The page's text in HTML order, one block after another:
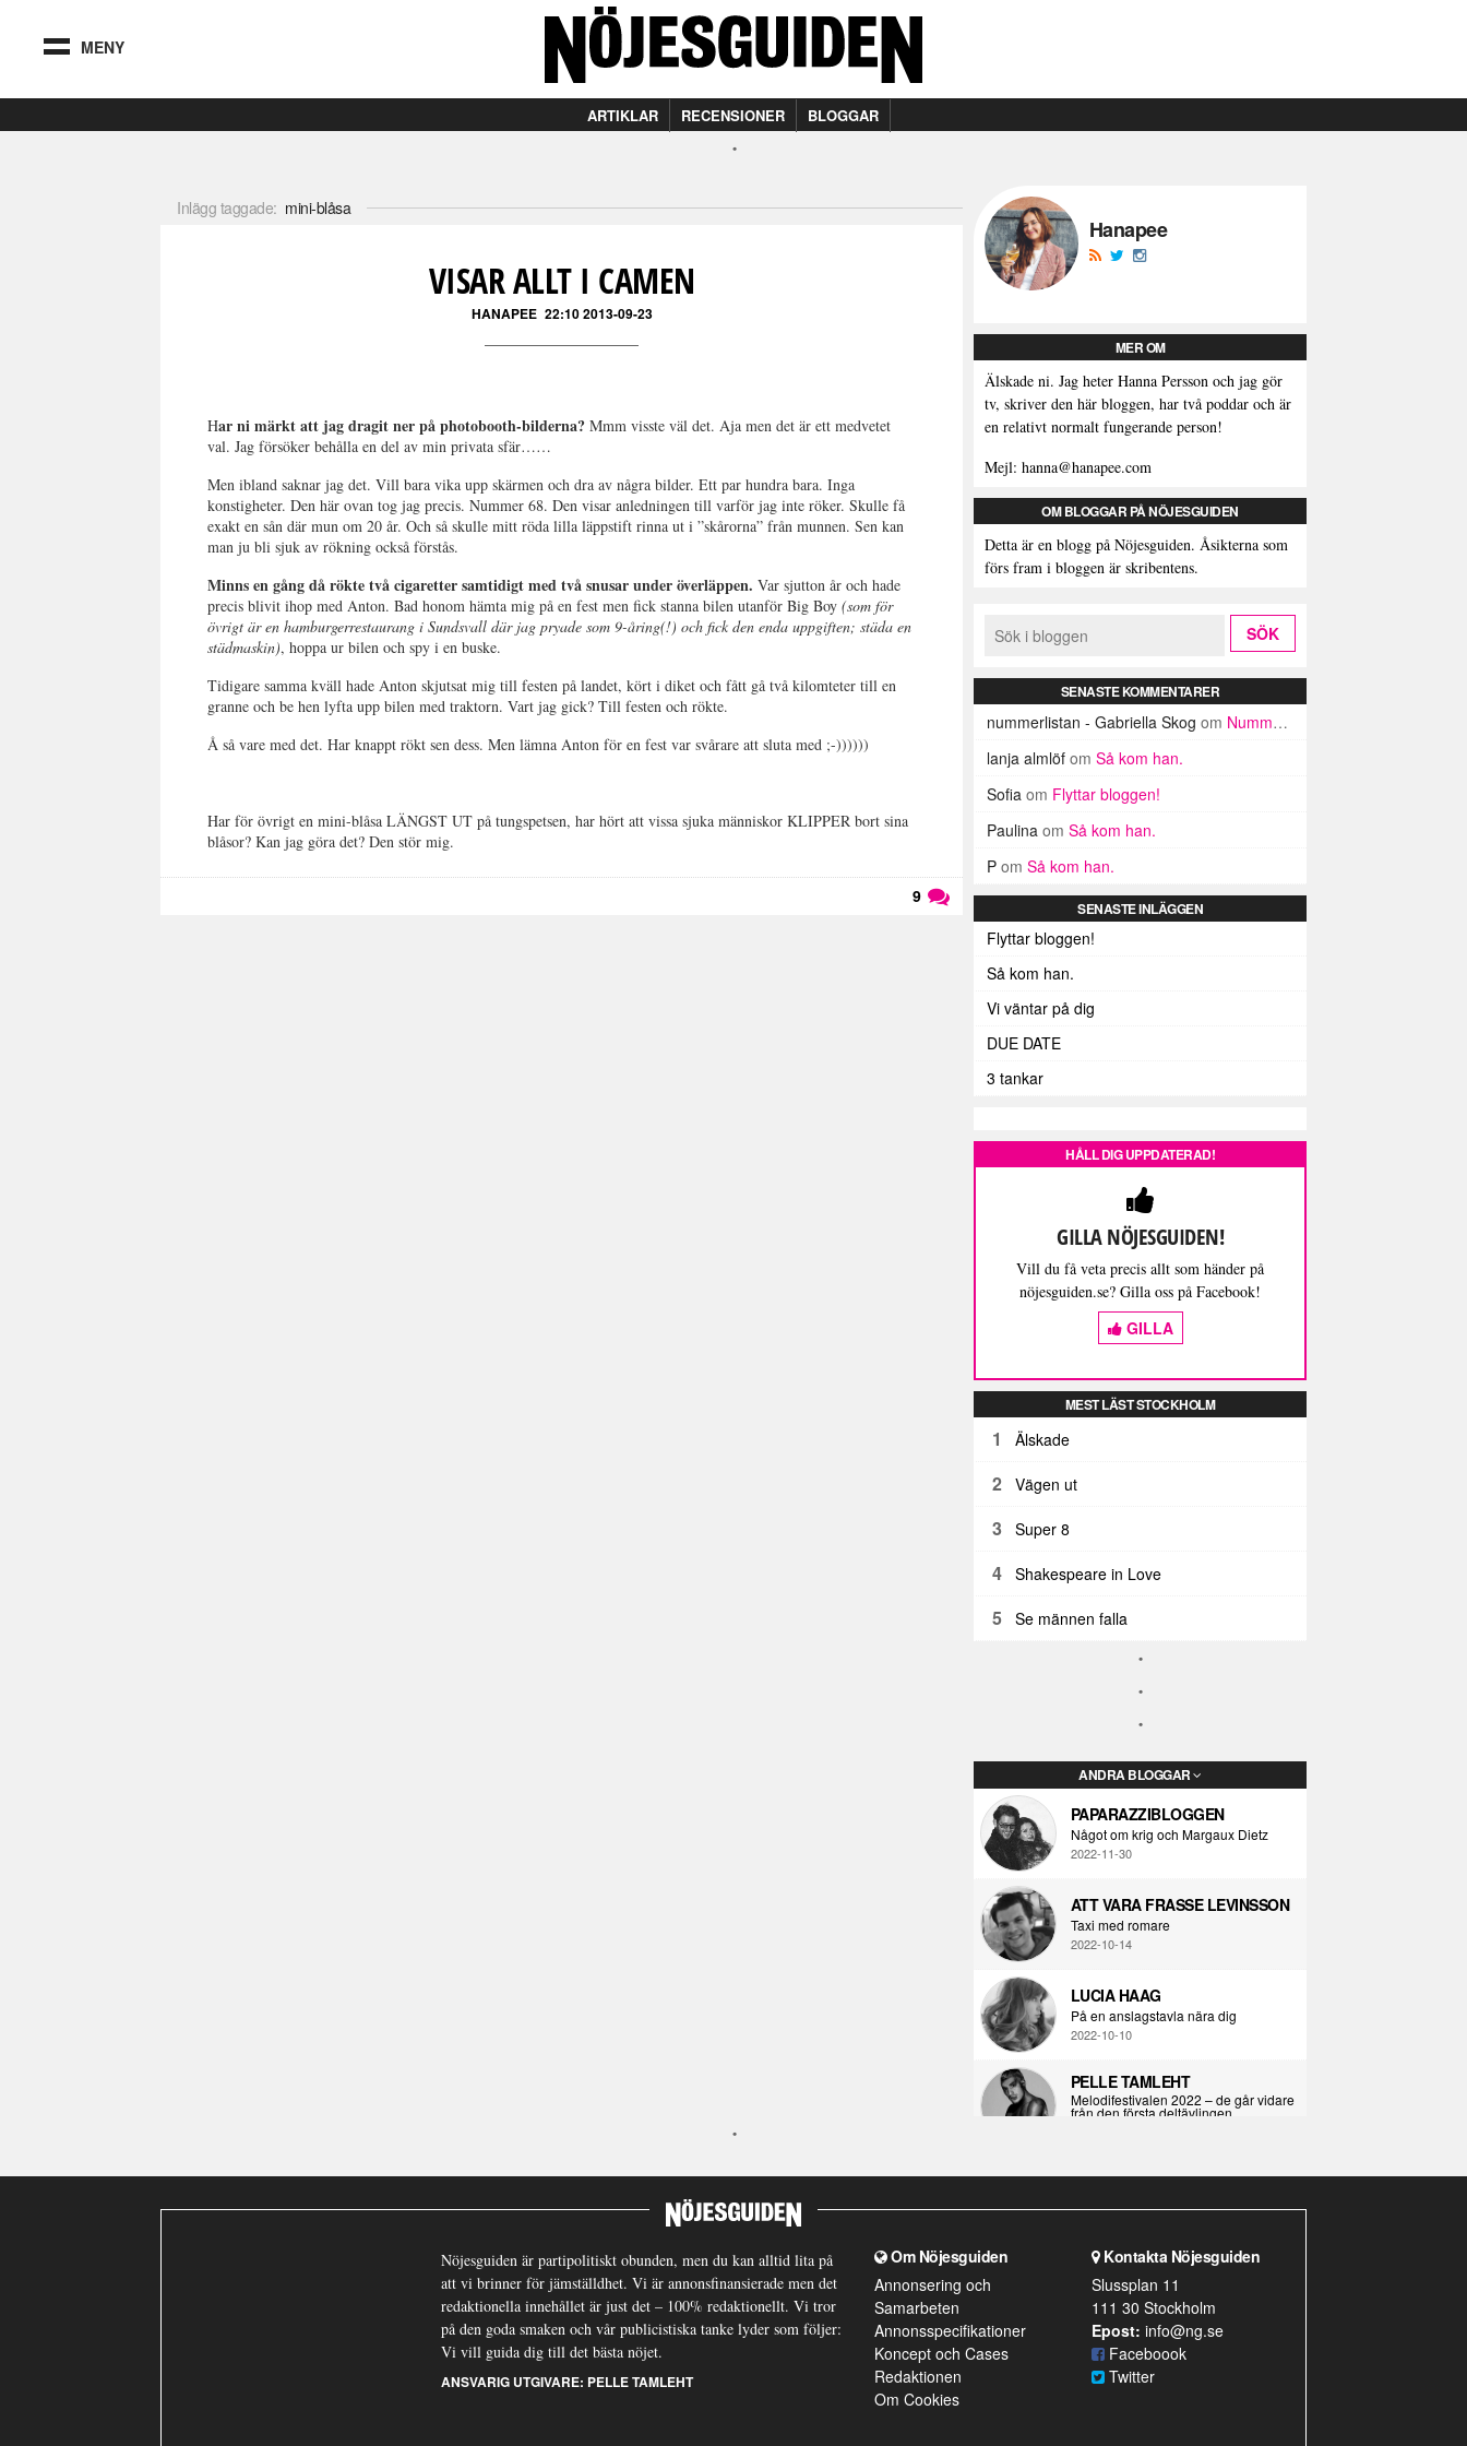
MENY
ARTIKLAR RECENSIONER BLOGGAR
Inlägg taggade: mini-blåsa
VISAR ALLT I CAMEN
HANAPEE 22:10 2013-09-23
Har ni märkt att jag dragit ner på photobooth-bilderna?Mmm visste väl det. Aja men det är ett medvetet
val. Jag försöker behålla en del av min privata sfär……
Men ibland saknar jag det. Vill bara vika upp skärmen och dra av några bilder. Ett par hundra bara. Inga
konstigheter. Den här ovan tog jag precis. Nummer 68. Den visar anledningen till varför jag inte röker. Skulle få
exakt en sån där mun om 20 år. Och så skulle mitt röda lilla läppstift rinna ut i ”skårorna” från munnen. Sen kan
man ju bli sjuk av rökning också förstås.
Minns en gång då rökte två cigaretter samtidigt med två snusar under överläppen. Var sjutton år och hade
precis blivit ihop med Anton. Bad honom hämta mig på en fest men fick stanna bilen utanför Big Boy(som för
övrigt är en hamburgerrestaurang i Sundsvall där jag pryade som 9-åring(!) och fick den enda uppgiften; städa en
städmaskin), hoppa ur bilen och spy i en buske.
Tidigare samma kväll hade Anton skjutsat mig till festen på landet, kört i diket och fått gå två kilomteter till en
granne och be hen lyfta upp bilen med traktorn. Vart jag gick? Till festen och rökte.
Å så vare med det. Har knappt rökt sen dess. Men lämna Anton för en fest var svårare att sluta med ;-))))))
Har för övrigt en mini-blåsa LÄNGST UT på tungspetsen, har hört att vissa sjuka människor KLIPPER bort sina
blåsor? Kan jag göra det? Den stör mig.
9
Hanapee
MER OM
Älskade ni. Jag heter Hanna Persson och jag gör
tv, skriver den här bloggen, har två poddar och är
en relativt normalt fungerande person!
Mejl: hanna@hanapee.com
OM BLOGGAR PÅ NÖJESGUIDEN
Detta är en blogg på Nöjesguiden. Åsikterna som
förs fram i bloggen är skribentens.
SENASTE KOMMENTARER
nummerlistan - Gabriella Skog om Nummerlistan
lanja almlöf om Så kom han.
Sofia om Flyttar bloggen!
Paulina om Så kom han.
P om Så kom han.
SENASTE INLÄGGEN
Flyttar bloggen!
Så kom han.
Vi väntar på dig
DUE DATE
3 tankar
HÅLL DIG UPPDATERAD!
GILLA NÖJESGUIDEN!
Vill du få veta precis allt som händer på
nöjesguiden.se? Gilla oss på Facebook!
GILLA
MEST LÄST STOCKHOLM
1 Älskade
2 Vägen ut
3 Super 8
4 Shakespeare in Love
5 Se männen falla
ANDRA BLOGGAR
PAPARAZZIBLOGGEN
Något om krig och Margaux Dietz
2022-11-30
ATT VARA FRASSE LEVINSSON
Taxi med romare
2022-10-14
LUCIA HAAG
På en anslagstavla nära dig
2022-10-10
PELLE TAMLEHT
Melodifestivalen 2022 – de går vidare
från den första deltävlingen
I KORPENS SKUGGA
2021-06-28
ÖPPNA BOKEN
Kropps-dagbok
2021-06-24
SYNDAFALLET
Det är inte din demokratiska plikt att
delta i instagramaktivism.
Nöjesguiden är partipolitiskt obunden, men du kan alltid lita på
att vi brinner för jämställdhet. Vi är annonsfinansierade men det
redaktionella innehållet är just det – 100% redaktionellt. Vi tror
på den goda smaken och vår publicistiska tanke lyder som följer:
Vi vill guida dig till det bästa nöjet.
ANSVARIG UTGIVARE: PELLE TAMLEHT
Om Nöjesguiden
Annonsering och
Samarbeten
Annonsspecifikationer
Koncept och Cases
Redaktionen
Om Cookies
Kontakta Nöjesguiden
Slussplan 11
111 30 Stockholm
Epost: info@ng.se
Faceboook
Twitter